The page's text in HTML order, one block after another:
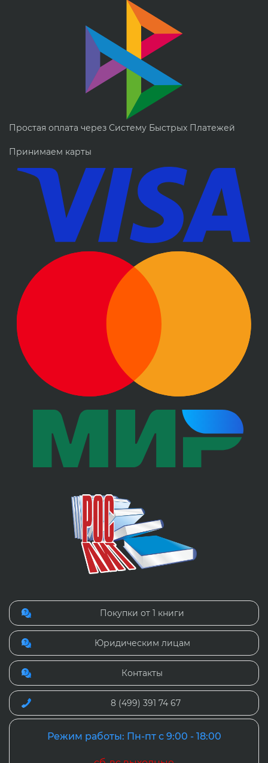
Простая оплата через Систему Быстрых Платежей
Принимаем карты
Покупки от 1 книги
Юридическим лицам
Контакты
8 (499) 391 74 67
Режим работы: Пн-пт с 9:00 - 18:00